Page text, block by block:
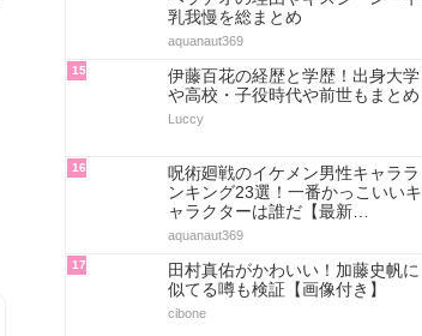
乳我慢を総まとめ
aquanaut369
15
伊藤百花の経歴と学歴！出身大学
や高校・子役時代や前世もまとめ
Luccy
16
呪術廻戦のイケメン男性キャララ
ンキング23選！一番かっこいいキ
ャラクターは誰だ【最新…
aquanaut369
17
田村真佑がかわいい！加藤史帆に
似てる噂も検証【画像付き】
cibone